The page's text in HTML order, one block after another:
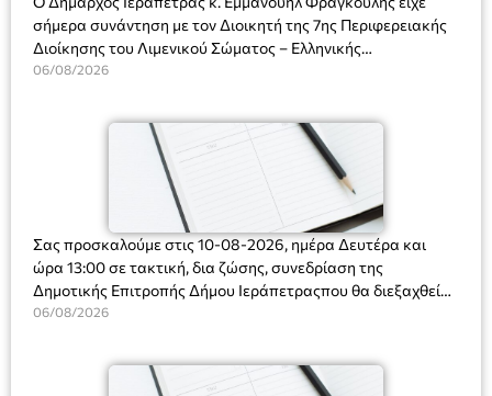
σήμερα συνάντηση με τον Διοικητή της 7ης Περιφερειακής
Διοίκησης του Λιμενικού Σώματος – Ελληνικής
Ακτοφυλακής (Λ.Σ.-ΕΛ.ΑΚΤ.), Αρχιπλοίαρχο Λ.Σ. κ. Ιωάννη
06/08/2026
Σας προσκαλούμε στις 10-08-2026, ημέρα Δευτέρα και
ώρα 13:00 σε τακτική, δια ζώσης, συνεδρίαση της
Δημοτικής Επιτροπής Δήμου Ιεράπετραςπου θα διεξαχθεί
στο Δημοτικό Κατάστημα, Δημοκρατίας 31 στην αίθουσα
και λήψη αποφάσεων στα παρακάτω θέματα:
06/08/2026